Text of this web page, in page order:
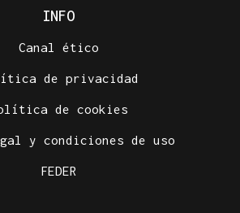
INFO
Canal ético
de privacidad
de cookies
y condiciones de uso
FEDER